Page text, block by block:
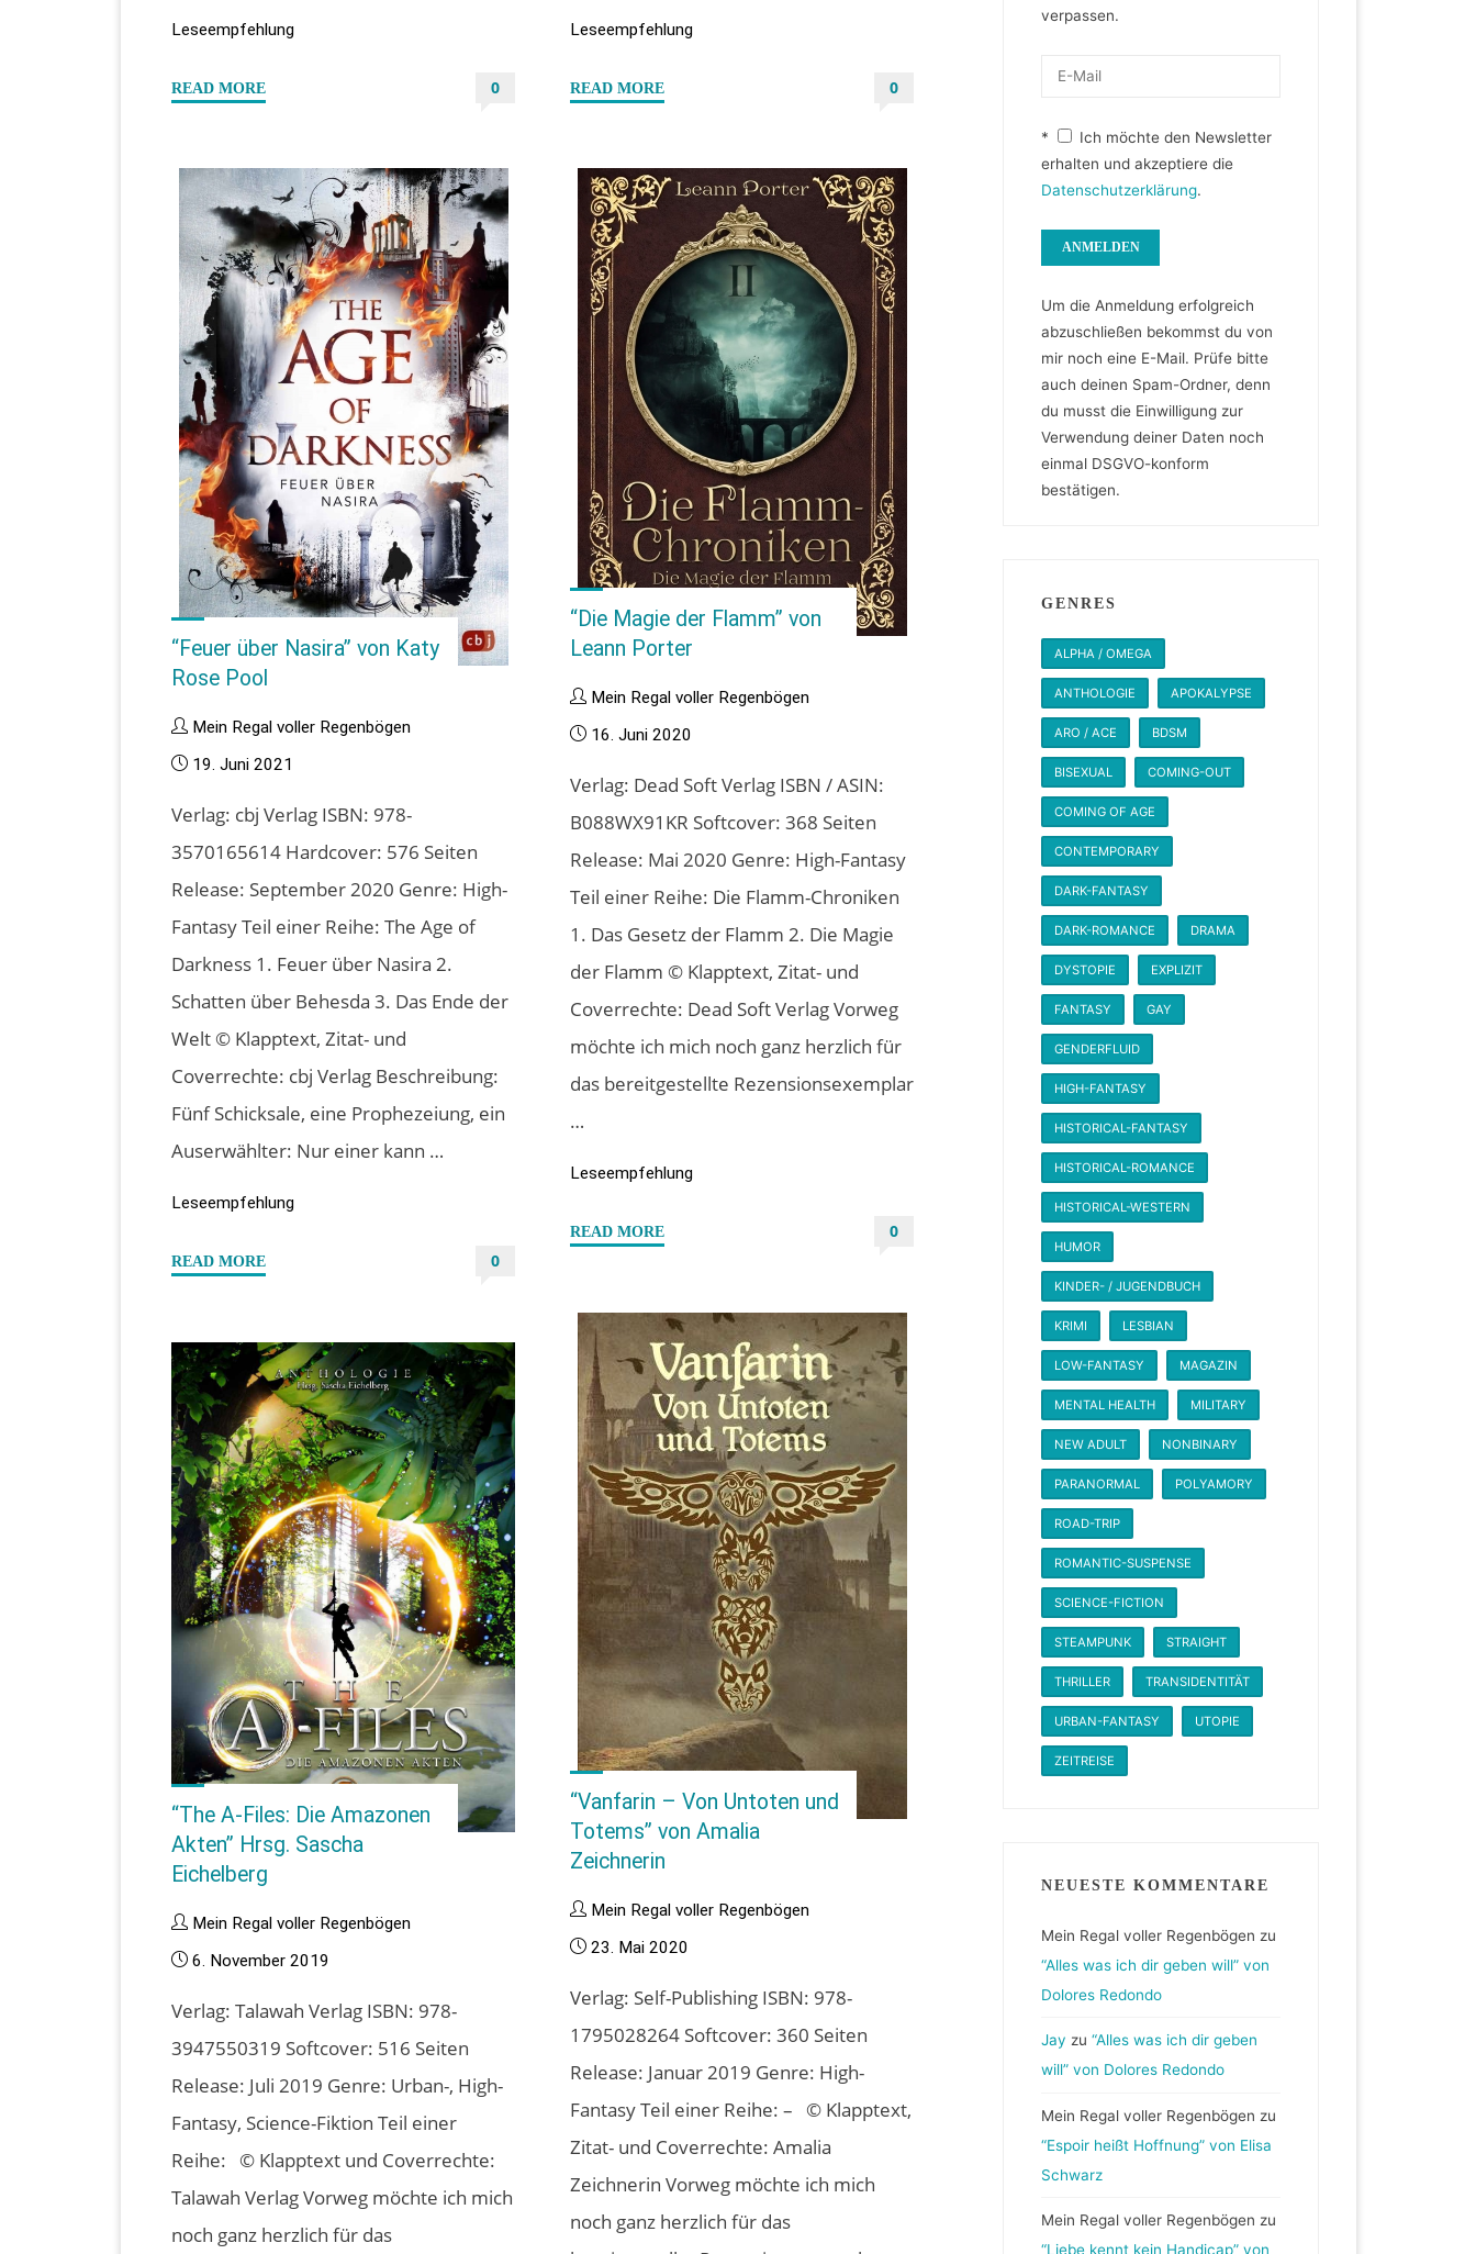
Leseempfehlung
READ MORE"“Das
Welt”
von
Katy
Rose
Pool"
0
Leseempfehlung
READ MORE"“Schatten
von
Rose
Pool"
0
“Feuer über Nasira” von Katy
Rose Pool
Mein Regal voller Regenbögen
19. Juni 2021
Verlag: cbj Verlag ISBN: 978-
3570165614 Hardcover: 576 Seiten
Release: September 2020 Genre: High-
Fantasy Teil einer Reihe: The Age of
Darkness 1. Feuer über Nasira 2.
Schatten über Behesda 3. Das Ende der
Welt © Klapptext, Zitat- und
Coverrechte: cbj Verlag Beschreibung:
Fünf Schicksale, eine Prophezeiung, ein
Auserwählter: Nur einer kann …
Leseempfehlung
READ MORE"“Feuer
von
Katy
Rose
Pool"
0
“Die Magie der Flamm” von
Leann Porter
Mein Regal voller Regenbögen
16. Juni 2020
Verlag: Dead Soft Verlag ISBN / ASIN:
B088WX91KR Softcover: 368 Seiten
Release: Mai 2020 Genre: High-Fantasy
Teil einer Reihe: Die Flamm-Chroniken
1. Das Gesetz der Flamm 2. Die Magie
der Flamm © Klapptext, Zitat- und
Coverrechte: Dead Soft Verlag Vorweg
möchte ich mich noch ganz herzlich für
das bereitgestellte Rezensionsexemplar
…
Leseempfehlung
READ MORE"“Die
Flamm”
von
Leann
Porter"
0
“Vanfarin – Von Untoten und
Totems” von Amalia
Zeichnerin
Mein Regal voller Regenbögen
23. Mai 2020
Verlag: Self-Publishing ISBN: 978-
1795028264 Softcover: 360 Seiten
Release: Januar 2019 Genre: High-
Fantasy Teil einer Reihe: – © Klapptext,
Zitat- und Coverrechte: Amalia
Zeichnerin Vorweg möchte ich mich
noch ganz herzlich für das
“The A-Files: Die Amazonen
Akten” Hrsg. Sascha
Eichelberg
Mein Regal voller Regenbögen
6. November 2019
Verlag: Talawah Verlag ISBN: 978-
3947550319 Softcover: 516 Seiten
Release: Juli 2019 Genre: Urban-, High-
Fantasy, Science-Fiktion Teil einer
Reihe: © Klapptext und Coverrechte:
Talawah Verlag Vorweg möchte ich mich
noch ganz herzlich für das
verpassen.
*
Ich möchte den Newsletter
erhalten und akzeptiere die
Datenschutzerklärung.
Um die Anmeldung erfolgreich
abzuschließen bekommst du von
mir noch eine E-Mail. Prüfe bitte
auch deinen Spam-Ordner, denn
du musst die Einwilligung zur
Verwendung deiner Daten noch
einmal DSGVO-konform
bestätigen.
GENRES
ALPHA / OMEGA
ANTHOLOGIE APOKALYPSE
ARO / ACE BDSM
BISEXUAL COMING-OUT
COMING OF AGE
CONTEMPORARY
DARK-FANTASY
DARK-ROMANCE DRAMA
DYSTOPIE EXPLIZIT
FANTASY GAY
GENDERFLUID
HIGH-FANTASY
HISTORICAL-FANTASY
HISTORICAL-ROMANCE
HISTORICAL-WESTERN
HUMOR
KINDER- / JUGENDBUCH
KRIMI LESBIAN
LOW-FANTASY MAGAZIN
MENTAL HEALTH MILITARY
NEW ADULT NONBINARY
PARANORMAL POLYAMORY
ROAD-TRIP
ROMANTIC-SUSPENSE
SCIENCE-FICTION
STEAMPUNK STRAIGHT
THRILLER TRANSIDENTITÄT
URBAN-FANTASY UTOPIE
ZEITREISE
NEUESTE KOMMENTARE
Mein Regal voller Regenbögen zu
“Alles was ich dir geben will” von
Dolores Redondo
Jay zu“Alles was ich dir geben
will” von Dolores Redondo
Mein Regal voller Regenbögen zu
“Espoir heißt Hoffnung” von Elisa
Schwarz
Mein Regal voller Regenbögen zu
“Liebe kennt kein Handicap” von